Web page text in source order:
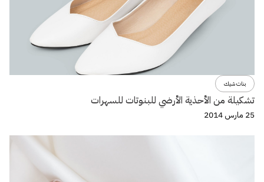
بنات شيك
تشكيلة من الأحذية الأرضي للبنوتات للسهرات
25 مارس 2014